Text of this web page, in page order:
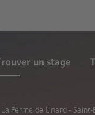
un stage
La Ferme de Linard -